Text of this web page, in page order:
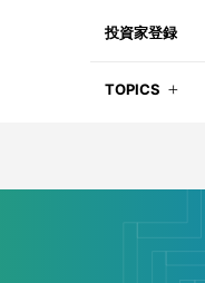
投資家登録
TOPICS